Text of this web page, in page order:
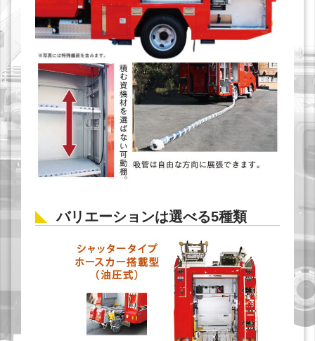
バリエーションは選べる5種類